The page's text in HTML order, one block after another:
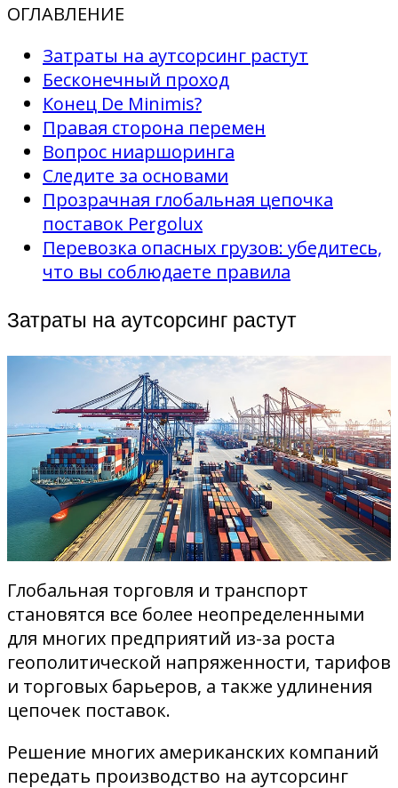
ОГЛАВЛЕНИЕ
Затраты на аутсорсинг растут
Бесконечный проход
Конец De Minimis?
Правая сторона перемен
Вопрос ниаршоринга
Следите за основами
Прозрачная глобальная цепочка
поставок Pergolux
Перевозка опасных грузов: убедитесь,
что вы соблюдаете правила
Затраты на аутсорсинг растут
Глобальная торговля и транспорт
становятся все более неопределенными
для многих предприятий из-за роста
геополитической напряженности, тарифов
и торговых барьеров, а также удлинения
цепочек поставок.
Решение многих американских компаний
передать производство на аутсорсинг